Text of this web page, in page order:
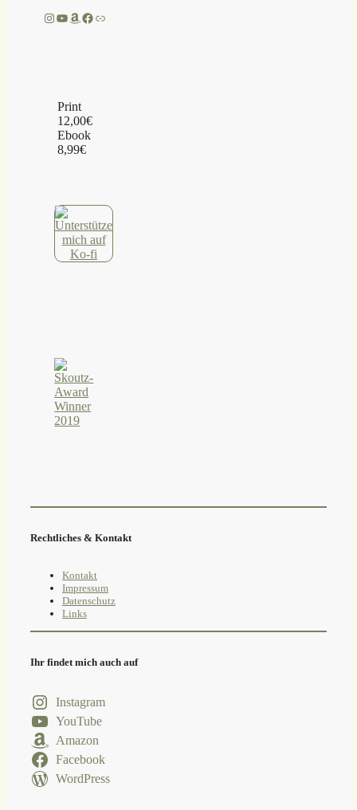
Instagram
YouTube
Amazon
Facebook
Link
Print
12,00€
Ebook
8,99€
Rechtliches & Kontakt
Kontakt
Impressum
Datenschutz
Links
Ihr findet mich auch auf
Instagram
YouTube
Amazon
Facebook
WordPress